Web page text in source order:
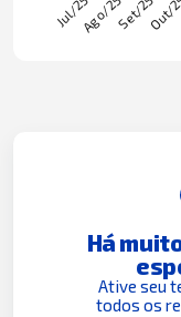
Há
Ative seu
todos os